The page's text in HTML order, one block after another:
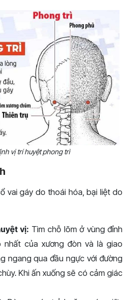
vị trí huyệt phong trì
vai gáy do thoái hóa, bại liệt do
vị: Tìm chỗ lõm ở vùng đỉnh
nhất của xương đòn và là giao
ngang qua đầu ngực với đường
Khi ấn xuống sẽ có cảm giác